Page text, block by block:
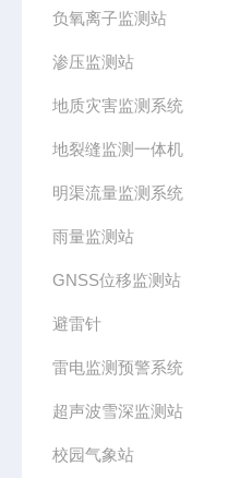
负氧离子监测站
渗压监测站
地质灾害监测系统
地裂缝监测一体机
明渠流量监测系统
雨量监测站
GNSS位移监测站
避雷针
雷电监测预警系统
超声波雪深监测站
校园气象站